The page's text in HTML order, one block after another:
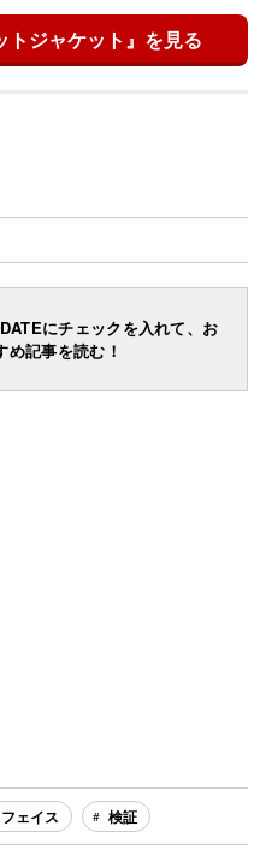
ジャケット』を見る
にチェックを入れて、お
め記事を読む！
ェイス 検証